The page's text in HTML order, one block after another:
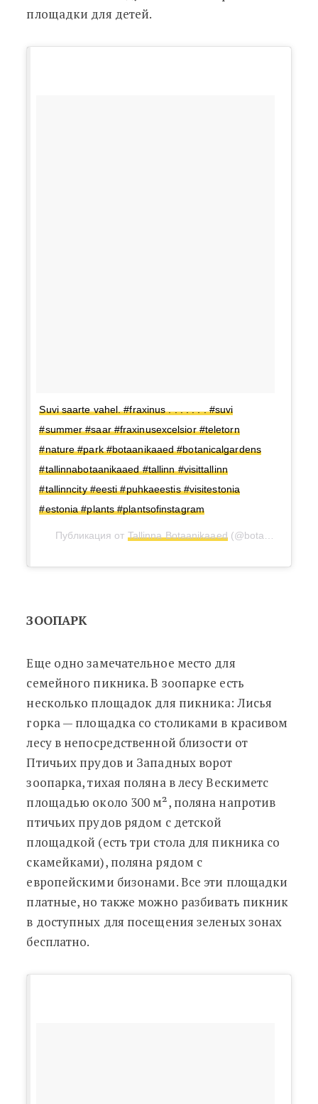
площадки для детей.
Suvi saarte vahel. #fraxinus . . . . . . . #suvi
#summer #saar #fraxinusexcelsior #teletorn
#nature #park #botaanikaaed #botanicalgardens
#tallinnabotaanikaaed #tallinn #visittallinn
#tallinncity #eesti #puhkaeestis #visitestonia
#estonia #plants #plantsofinstagram
Публикация от Tallinna Botaanikaaed(@botaanikaaed)
ЗООПАРК
Еще одно замечательное место для
семейного пикника. В зоопарке есть
несколько площадок для пикника: Лисья
горка — площадка со столиками в красивом
лесу в непосредственной близости от
Птичьих прудов и Западных ворот
зоопарка, тихая поляна в лесу Вескиметс
площадью около 300 м², поляна напротив
птичьих прудов рядом с детской
площадкой (есть три стола для пикника со
скамейками), поляна рядом с
европейскими бизонами. Все эти площадки
платные, но также можно разбивать пикник
в доступных для посещения зеленых зонах
бесплатно.